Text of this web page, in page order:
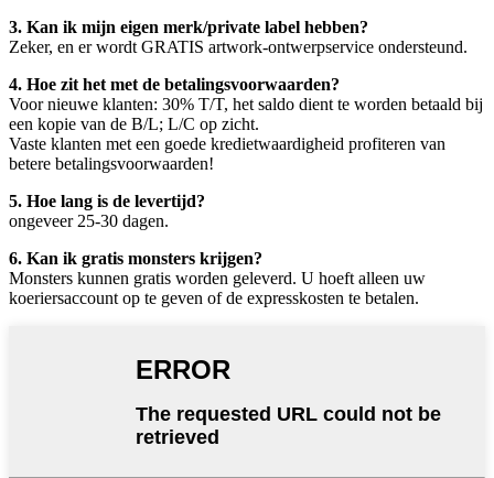
3. Kan ik mijn eigen merk/private label hebben?
Zeker, en er wordt GRATIS artwork-ontwerpservice ondersteund.
4. Hoe zit het met de betalingsvoorwaarden?
Voor nieuwe klanten: 30% T/T, het saldo dient te worden betaald bij
een kopie van de B/L; L/C op zicht.
Vaste klanten met een goede kredietwaardigheid profiteren van
betere betalingsvoorwaarden!
5. Hoe lang is de levertijd?
ongeveer 25-30 dagen.
6. Kan ik gratis monsters krijgen?
Monsters kunnen gratis worden geleverd. U hoeft alleen uw
koeriersaccount op te geven of de expresskosten te betalen.